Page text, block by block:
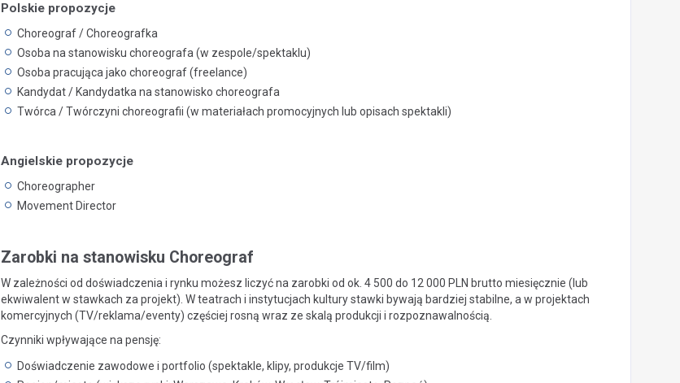
Polskie propozycje
Choreograf / Choreografka
Osoba na stanowisku choreografa (w zespole/spektaklu)
Osoba pracująca jako choreograf (freelance)
Kandydat / Kandydatka na stanowisko choreografa
Twórca / Twórczyni choreografii (w materiałach promocyjnych lub opisach spektakli)
Angielskie propozycje
Choreographer
Movement Director
Zarobki na stanowisku Choreograf
W zależności od doświadczenia i rynku możesz liczyć na zarobki od ok. 4 500 do 12 000 PLN brutto miesięcznie (lub
ekwiwalent w stawkach za projekt). W teatrach i instytucjach kultury stawki bywają bardziej stabilne, a w projektach
komercyjnych (TV/reklama/eventy) częściej rosną wraz ze skalą produkcji i rozpoznawalnością.
Czynniki wpływające na pensję:
Doświadczenie zawodowe i portfolio (spektakle, klipy, produkcje TV/film)